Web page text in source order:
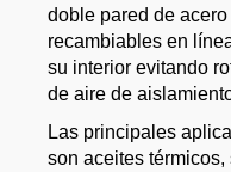
doble pared de
recambiables en
su interior evitando
de aire de
Las principales
son aceites